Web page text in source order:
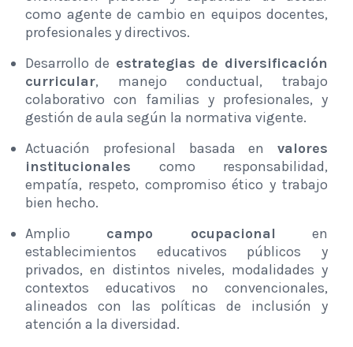
como agente de cambio en equipos docentes,
profesionales y directivos.
Desarrollo de estrategias de diversificación
curricular, manejo conductual, trabajo
colaborativo con familias y profesionales, y
gestión de aula según la normativa vigente.
Actuación profesional basada en valores
institucionales como responsabilidad,
empatía, respeto, compromiso ético y trabajo
bien hecho.
Amplio campo ocupacional en
establecimientos educativos públicos y
privados, en distintos niveles, modalidades y
contextos educativos no convencionales,
alineados con las políticas de inclusión y
atención a la diversidad.